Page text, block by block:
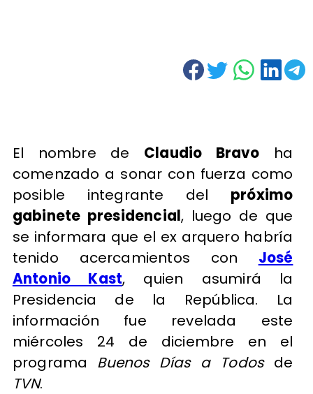
El nombre de Claudio Bravo ha
comenzado a sonar con fuerza como
posible integrante del próximo
gabinete presidencial, luego de que
se informara que el ex arquero habría
tenido acercamientos con José
Antonio Kast, quien asumirá la
Presidencia de la República. La
información fue revelada este
miércoles 24 de diciembre en el
programa Buenos Días a Todosde
TVN.